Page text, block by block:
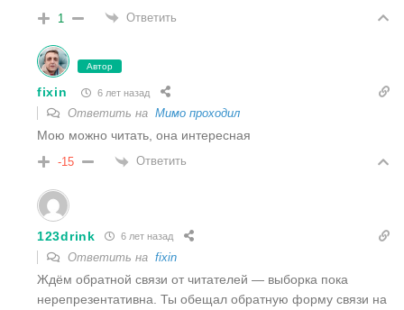
1 Ответить
Автор
fixin 6 лет назад
Ответить на Мимо проходил
Мою можно читать, она интересная
-15 Ответить
123drink 6 лет назад
Ответить на fixin
Ждём обратной связи от читателей — выборка пока
нерепрезентативна. Ты обещал обратную форму связи на